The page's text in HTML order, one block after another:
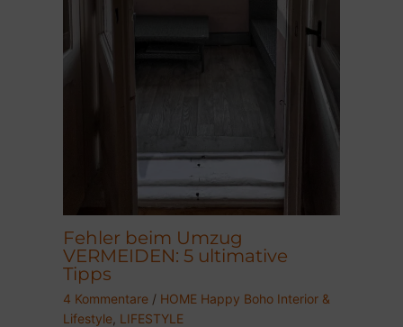
Fehler beim Umzug
VERMEIDEN: 5 ultimative
Tipps
4 Kommentare / HOME Happy Boho Interior &
Lifestyle LIFESTYLE